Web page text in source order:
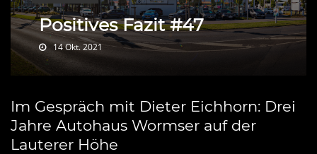
Positives Fazit #47
14 Okt. 2021
Im Gespräch mit Dieter Eichhorn: Drei
Jahre Autohaus Wormser auf der
Lauterer Höhe